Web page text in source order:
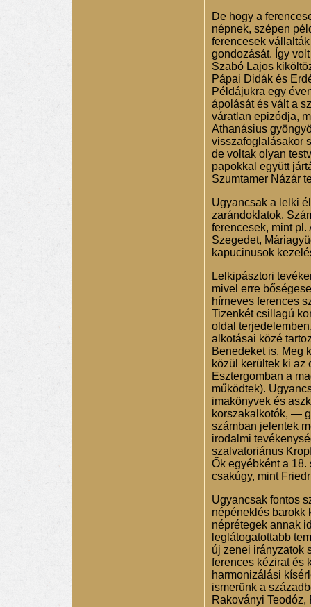
De hogy a
népnek, szépen
ferencesek
gondozását. Így
Szabó Lajos
Pápai Didák és
Példájukra egy
ápolását és vált a
váratlan epizódja,
Athanásius
visszafoglalásakor
de voltak olyan
papokkal együtt
Szumtamer Názár
Ugyancsak a lelki
zarándoklatok.
ferencesek, mint pl.
Szegedet,
kapucinusok
Lelkipásztori
mivel erre
hírneves ferences
Tizenkét csillagú
oldal
alkotásai közé
Benedeket is. Meg
közül kerültek ki az
Esztergomban a
működtek).
imakönyvek és
korszakalkotók, —
számban jelentek
irodalmi
szalvatoriánus
Ők egyébként a
csakúgy, mint
Ugyancsak fontos
népéneklés barokk
néprétegek annak
leglátogatottabb
új zenei irányzatok
ferences kézirat és
harmonizálási
ismerünk a
Rakoványi